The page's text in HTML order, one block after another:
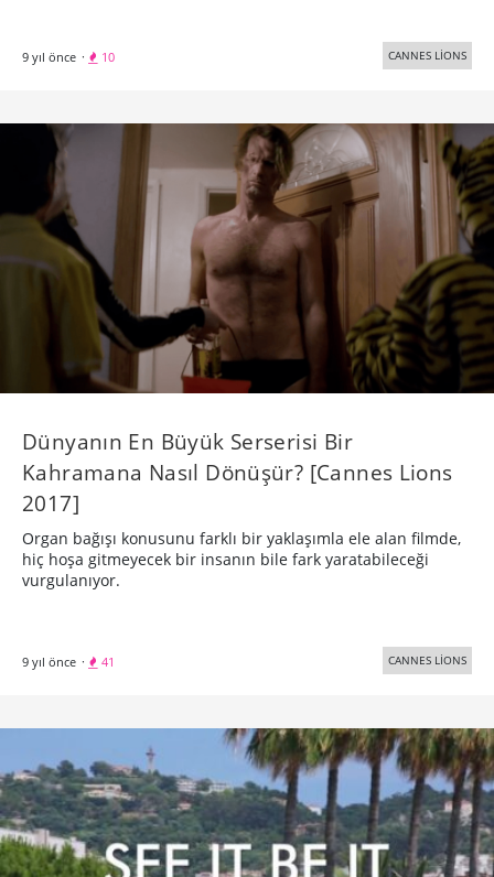
9 yıl önce · 10 CANNES LİONS
Dünyanın En Büyük Serserisi Bir
Kahramana Nasıl Dönüşür? [Cannes Lions
2017]
Organ bağışı konusunu farklı bir yaklaşımla ele alan filmde,
hiç hoşa gitmeyecek bir insanın bile fark yaratabileceği
vurgulanıyor.
9 yıl önce · 41 CANNES LİONS